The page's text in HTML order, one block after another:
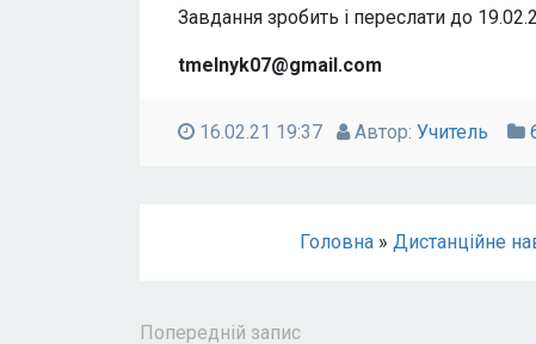
Завдання зробить і переслати до
tmelnyk07@gmail.com
16.02.21 19:37 Автор: Учитель
Головна » Дистанційне
Попередній запис